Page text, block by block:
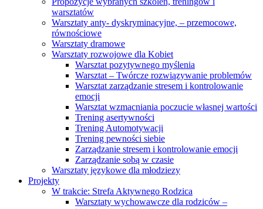
warsztatów
Warsztaty anty- dyskryminacyjne, – przemocowe,
równościowe
Warsztaty dramowe
Warsztaty rozwojowe dla Kobiet
Warsztat pozytywnego myślenia
Warsztat – Twórcze rozwiązywanie problemów
Warsztat zarządzanie stresem i kontrolowanie
emocji
Warsztat wzmacniania poczucie własnej wartości
Trening asertywności
Trening Automotywacji
Trening pewności siebie
Zarządzanie stresem i kontrolowanie emocji
Zarządzanie sobą w czasie
Warsztaty językowe dla młodziezy
Projekty
W trakcie: Strefa Aktywnego Rodzica
Warsztaty wychowawcze dla rodziców –